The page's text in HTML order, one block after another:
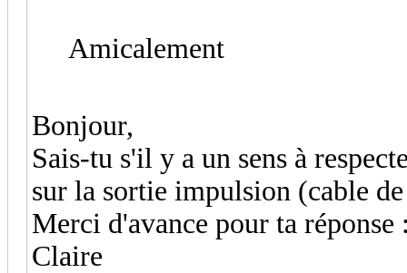
Amicalement
Bonjour,
Sais-tu s'il y a un sens à
sur la sortie impulsion (cable
Merci d'avance pour ta réponse
Claire